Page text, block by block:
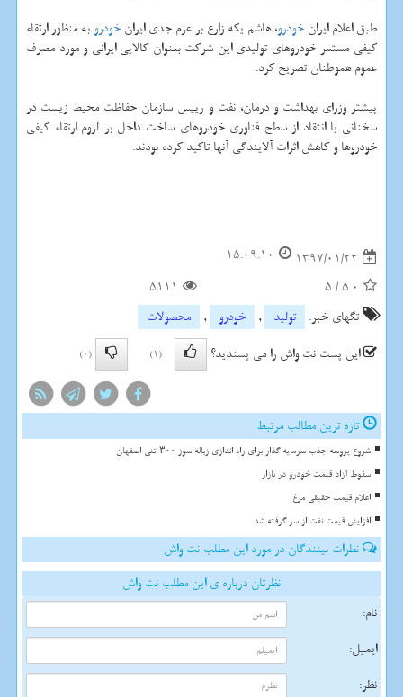
طبق اعلام ایران خودرو، هاشم یكه زارع بر عزم جدی ایران خودرو به منظور ارتقاء
كیفی مستمر خودروهای تولیدی این شركت بعنوان كالایی ایرانی و مورد مصرف
عموم هموطنان تصریح كرد.
پیشتر وزرای بهداشت و درمان، نفت و رییس سازمان حفاظت محیط زیست در
سخنانی با انتقاد از سطح فناوری خودروهای ساخت داخل بر لزوم ارتقاء كیفی
خودروها و كاهش اثرات آلایندگی آنها تاكید كرده بودند.
1397/01/22
15:09:10
5.0
/
5
5111
تگهای خبر:
تولید , خودرو ,
محصولات
این پست نت واش را می پسندید؟
(1)
(0)
تازه ترین مطالب مرتبط
شروع پروسه جذب سرمایه گذار برای راه اندازی زباله سوز ۳۰۰ تنی اصفهان
سقوط آزاد قیمت خودرو در بازار
اعلام قیمت حقیقی مرغ
افزایش قیمت نفت از سر گرفته شد
نظرات بینندگان در مورد این مطلب نت واش
نظرتان درباره ی این مطلب نت واش
نام:
ایمیل:
نظر: